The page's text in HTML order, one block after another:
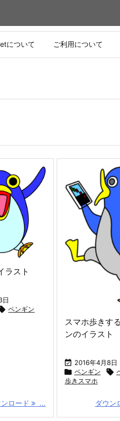
について ご利用について
ラスト
日
ペンギン
ンロード ...
スマホ歩きす
ンのイラスト
 2016年4月8日
 ペンギン 
歩きスマホ
ダウン